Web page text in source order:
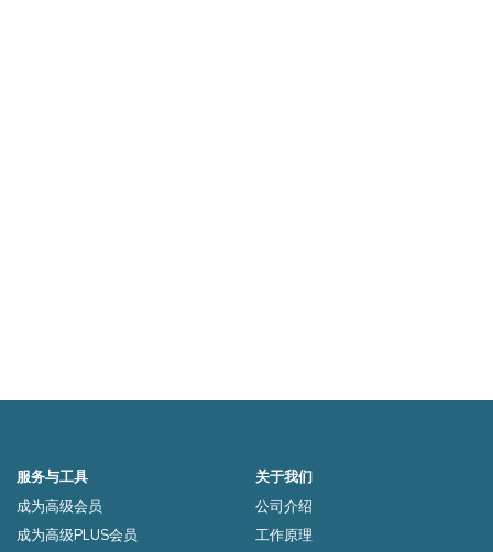
服务与工具
成为高级会员
成为高级PLUS会员
关于我们
公司介绍
工作原理